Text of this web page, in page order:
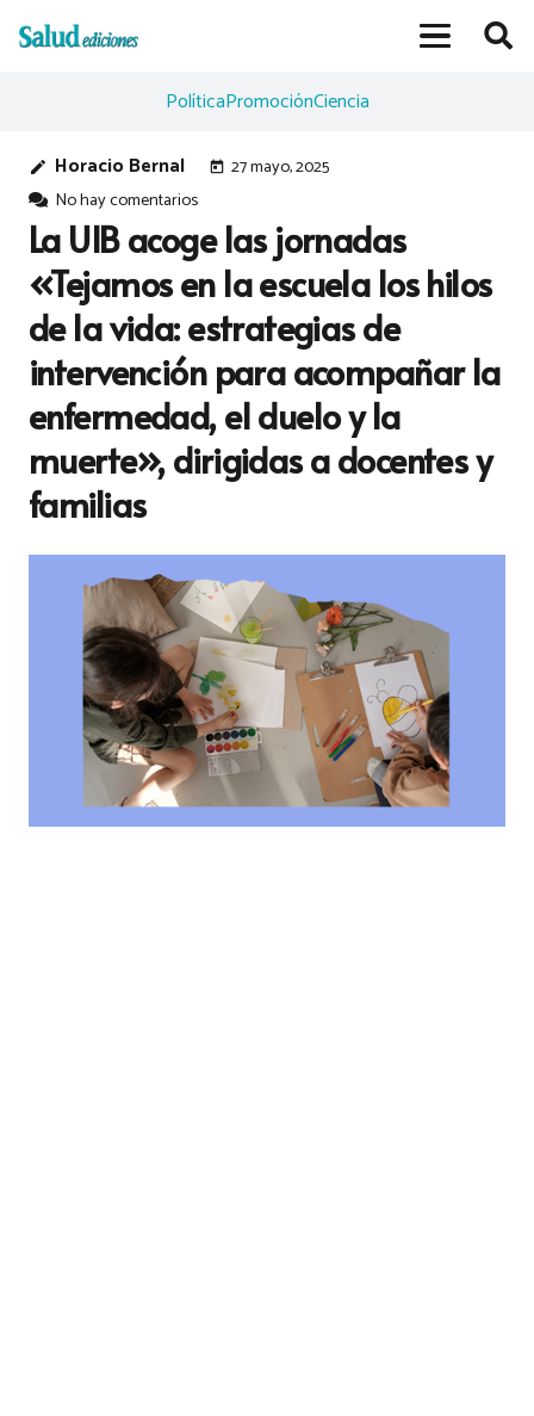
PolíticaPromociónCiencia
edit Horacio Bernal today 27 mayo, 2025
No hay comentarios
La UIB acoge las jornadas
«Tejamos en la escuela los hilos
de la vida: estrategias de
intervención para acompañar la
enfermedad, el duelo y la
muerte», dirigidas a docentes y
familias